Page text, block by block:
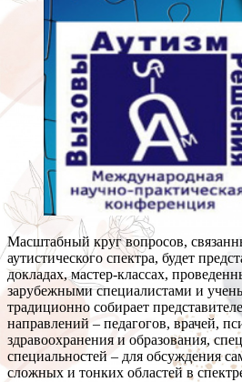
Масштабный круг вопросов,
аутистического спектра, будет
докладах, мастер-классах,
зарубежными специалистами и
традиционно собирает
направлений – педагогов, врачей,
здравоохранения и образования,
специальностей – для обсуждения
сложных и тонких областей в